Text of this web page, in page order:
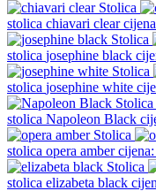
stolica chiavari clear
stolica josephine black
stolica josephine white
stolica Napoleon Black
stolica opera amber cijena:
stolica elizabeta black